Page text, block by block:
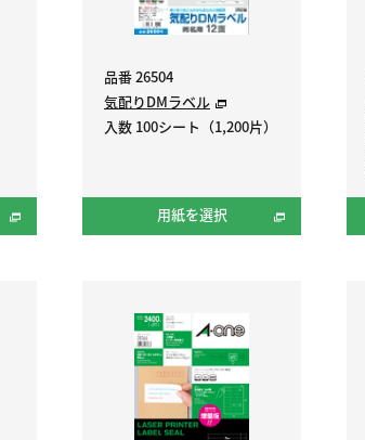
品番 26504
気配りDMラベル
入数 100シート（1,200片）
用紙を選択